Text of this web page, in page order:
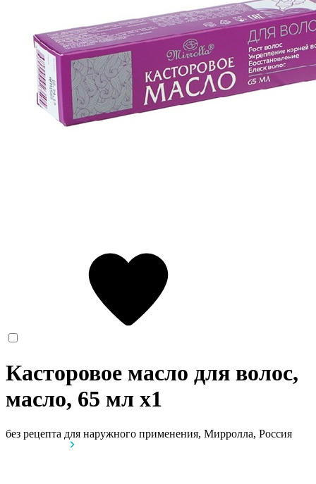
Касторовое масло для волос,
масло, 65 мл x1
без рецепта для наружного применения, Мирролла, Россия